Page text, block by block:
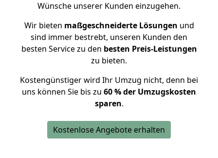
Wünsche unserer Kunden einzugehen.
Wir bieten maßgeschneiderte Lösungen und
sind immer bestrebt, unseren Kunden den
besten Service zu den besten Preis-Leistungen
zu bieten.
Kostengünstiger wird Ihr Umzug nicht, denn bei
uns können Sie bis zu 60 % der Umzugskosten
sparen.
Kostenlose Angebote erhalten